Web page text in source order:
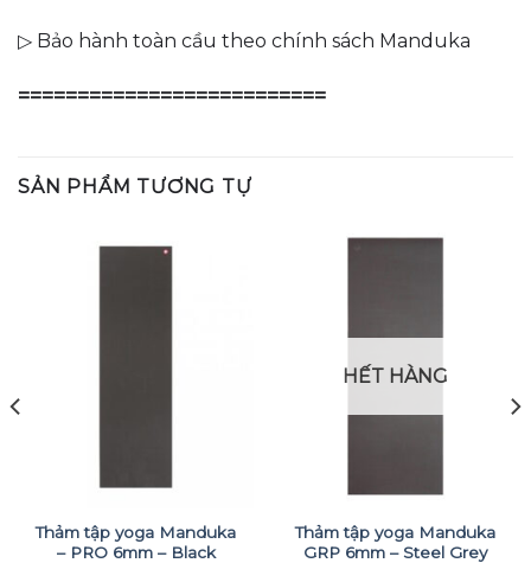
▷ Bảo hành toàn cầu theo chính sách Manduka
==========================
SẢN PHẨM TƯƠNG TỰ
Thảm tập yoga Manduka
– PRO 6mm – Black
HẾT HÀNG
Thảm tập yoga Manduka
GRP 6mm – Steel Grey